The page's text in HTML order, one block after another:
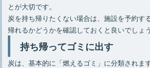
とが大切です。
炭を持ち帰りたくない場合は、施設を予約す
帰れるかどうかを確認しておくと良いでしょう
持ち帰ってゴミに出す
炭は、基本的に「燃えるゴミ」に分類されます